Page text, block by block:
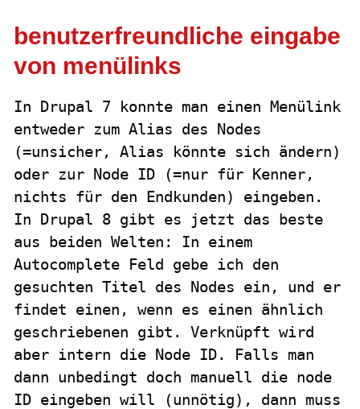
benutzerfreundliche eingabe
von menülinks
In Drupal 7 konnte man einen Menülink
entweder zum Alias des Nodes
(=unsicher, Alias könnte sich ändern)
oder zur Node ID (=nur für Kenner,
nichts für den Endkunden) eingeben.
In Drupal 8 gibt es jetzt das beste
aus beiden Welten: In einem
Autocomplete Feld gebe ich den
gesuchten Titel des Nodes ein, und er
findet einen, wenn es einen ähnlich
geschriebenen gibt. Verknüpft wird
aber intern die Node ID. Falls man
dann unbedingt doch manuell die node
ID eingeben will (unnötig), dann muss